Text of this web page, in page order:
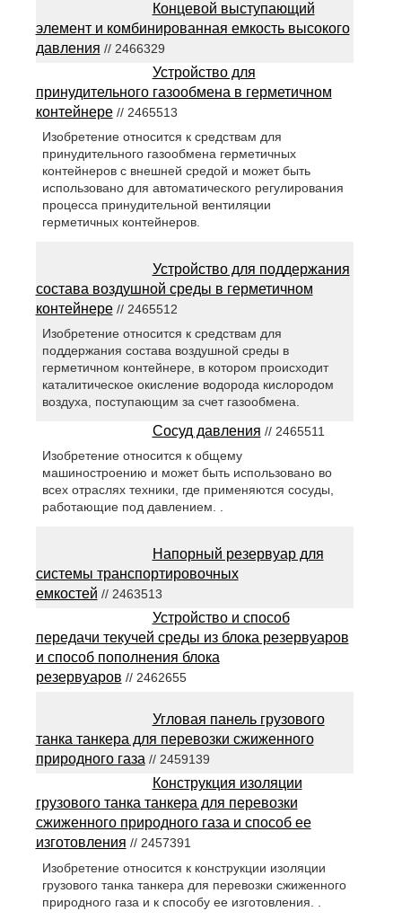
Концевой выступающий
элемент и комбинированная емкость высокого
давления // 2466329
Устройство для
принудительного газообмена в герметичном
контейнере// 2465513
Изобретение относится к средствам для
принудительного газообмена герметичных
контейнеров с внешней средой и может быть
использовано для автоматического регулирования
процесса принудительной вентиляции
герметичных контейнеров.
Устройство для поддержания
состава воздушной среды в герметичном
контейнере// 2465512
Изобретение относится к средствам для
поддержания состава воздушной среды в
герметичном контейнере, в котором происходит
каталитическое окисление водорода кислородом
воздуха, поступающим за счет газообмена.
Сосуд давления // 2465511
Изобретение относится к общему
машиностроению и может быть использовано во
всех отраслях техники, где применяются сосуды,
работающие под давлением. .
Напорный резервуар для
системы транспортировочных
емкостей // 2463513
Устройство и способ
передачи текучей среды из блока резервуаров
и способ пополнения блока
резервуаров // 2462655
Угловая панель грузового
танка танкера для перевозки сжиженного
природного газа// 2459139
Конструкция изоляции
грузового танка танкера для перевозки
сжиженного природного газа и способ ее
изготовления // 2457391
Изобретение относится к конструкции изоляции
грузового танка танкера для перевозки сжиженного
природного газа и к способу ее изготовления. .